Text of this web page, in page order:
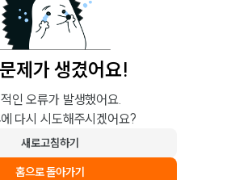
제가 생겼어요!
인 오류가 발생했어요.
다시 시도해주시겠어요?
새로고침하기
홈으로 돌아가기